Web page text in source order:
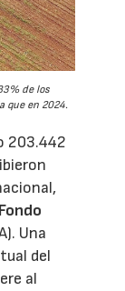
de los
que en 2024.
203.442
Fondo
Una
del
al